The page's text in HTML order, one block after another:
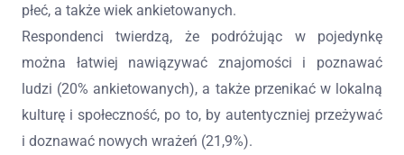
płeć, a także wiek ankietowanych.
Respondenci twierdzą, że podróżując w pojedynkę
można łatwiej nawiązywać znajomości i poznawać
ludzi (20% ankietowanych), a także przenikać w lokalną
kulturę i społeczność, po to, by autentyczniej przeżywać
i doznawać nowych wrażeń (21,9%).